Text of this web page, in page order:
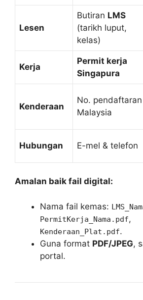
Lesen
Butiran LMS
(tarikh luput,
kelas)
Kerja
Permit kerja
Singapura
Kenderaan
No. pendaftaran
Malaysia
Hubungan E-mel & telefon
Amalan baik fail digital:
Nama fail kemas:
PermitKerja_Nama.pdf,
Kenderaan_Plat.pdf.
Guna format PDF/JPEG,
portal.